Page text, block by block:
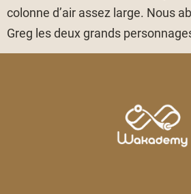
colonne d’air assez large. Nous
Greg les deux grands